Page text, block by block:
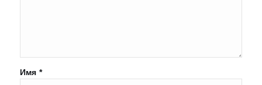
Имя *